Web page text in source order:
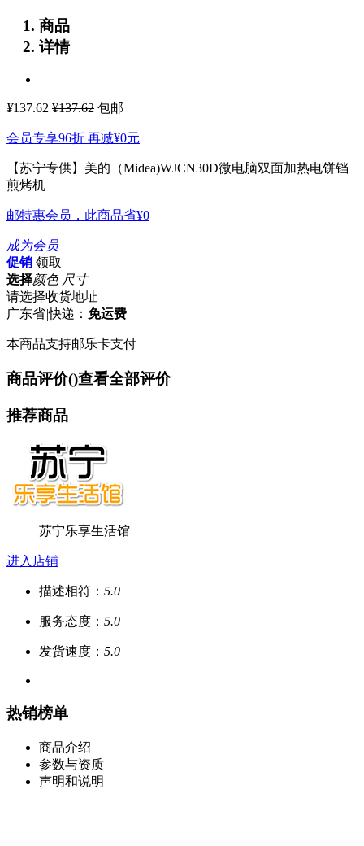
商品
详情
¥137.62 ¥137.62 包邮
会员专享96折 再减¥0元
【苏宁专供】美的（Midea)WJCN30D微电脑双面加热电饼铛
煎烤机
邮特惠会员，此商品省¥0
成为会员
促销 领取
选择颜色 尺寸
请选择收货地址
广东省|快递： 免运费
本商品支持邮乐卡支付
商品评价()查看全部评价
推荐商品
苏宁乐享生活馆
进入店铺
描述相符： 5.0
服务态度： 5.0
发货速度： 5.0
热销榜单
商品介绍
参数与资质
声明和说明